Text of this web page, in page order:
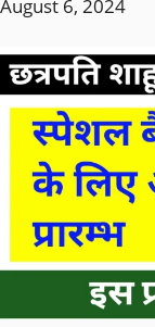
August 6, 2024